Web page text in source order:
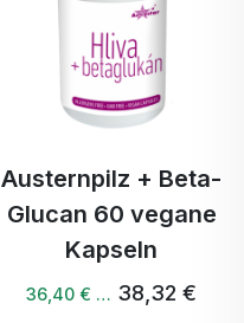
Austernpilz + Beta-
Glucan 60 vegane
Kapseln
36,40 € … 38,32 €